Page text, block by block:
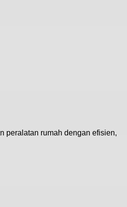
peralatan rumah dengan efisien,